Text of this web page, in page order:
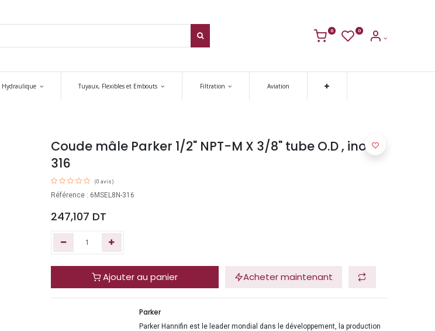
0 0
Hydraulique Tuyaux, Flexibles et Embouts Filtration Aviation
Coude mâle Parker 1/2" NPT-M X 3/8" tube O.D , inox
316
(0 avis)
Référence : 6MSEL8N-316
247,107 DT
Ajouter au panier Acheter maintenant
Parker
Parker Hannifin est le leader mondial dans le développement, la production